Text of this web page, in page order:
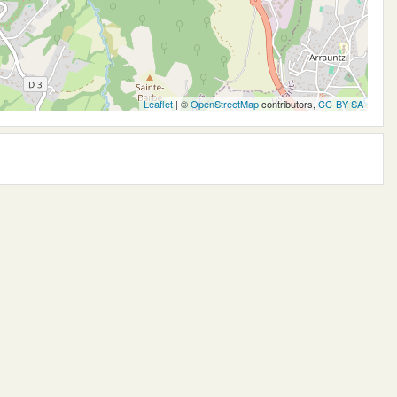
Leaflet| ©OpenStreetMapcontributors, CC-BY-SA